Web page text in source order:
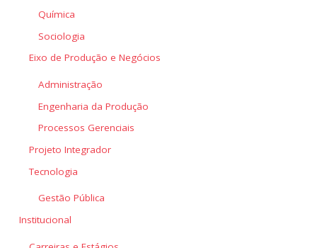
Química
Sociologia
Eixo de Produção e Negócios
Administração
Engenharia da Produção
Processos Gerenciais
Projeto Integrador
Tecnologia
Gestão Pública
Institucional